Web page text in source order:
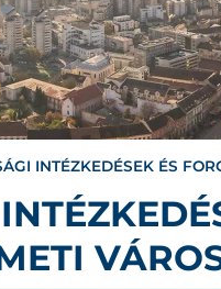
INTÉZKEDÉSEK ÉS